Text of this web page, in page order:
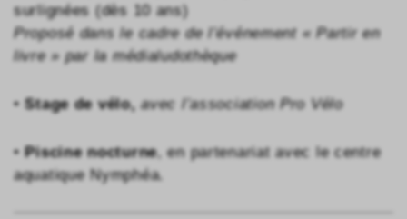
surlignées (dès 10 ans)
Proposé dans le cadre de l’événement « Partir en
livre » par la médialudothèque
•Stage de vélo,avec l’association Pro Vélo
•Piscine nocturne, en partenariat avec le centre
aquatique Nymphéa.